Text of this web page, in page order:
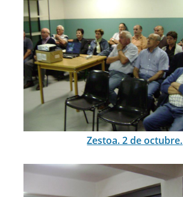
Zestoa. 2 de octubre.